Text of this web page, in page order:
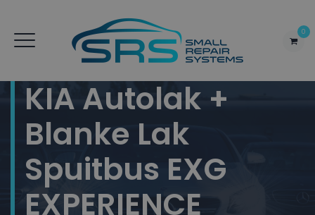
0
KIA Autolak +
Blanke Lak
Spuitbus EXG
EXPERIENCE